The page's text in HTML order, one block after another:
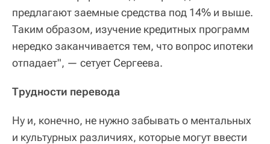
предлагают заемные средства под 14% и выше.
Таким образом, изучение кредитных программ
нередко заканчивается тем, что вопрос ипотеки
отпадает", — сетует Сергеева.
Трудности перевода
Ну и, конечно, не нужно забывать о ментальных
и культурных различиях, которые могут ввести